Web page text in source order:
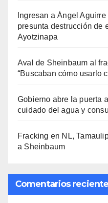
Ingresan a Ángel
presunta destrucción de
Ayotzinapa
Aval de Sheinbaum al
“Buscaban cómo usarlo
Gobierno abre la puerta
cuidado del agua y
Fracking en NL,
a Sheinbaum
Comentarios